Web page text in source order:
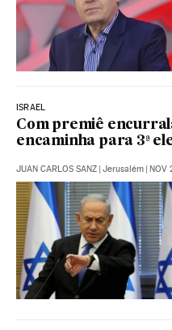
ISRAEL
Com premiê
encaminha para 3ª
JUAN CARLOS SANZ | Jerusalém | NOV